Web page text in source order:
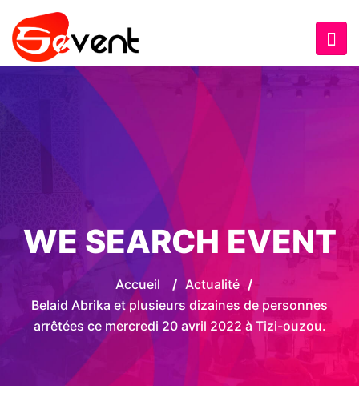
WE SEARCH EVENT
Accueil / Actualité /
Belaid Abrika et plusieurs dizaines de personnes
arrêtées ce mercredi 20 avril 2022 à Tizi-ouzou.